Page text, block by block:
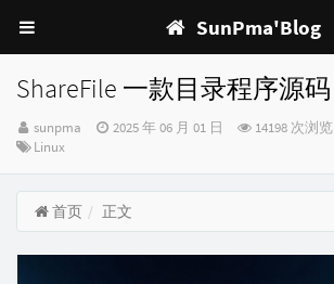
SunPma'Blog
ShareFile 一款目录程序源码
博
主：
sunpma
发
2025 年 06 月 01 日 14198 次浏览
分
Linux
首页 正文